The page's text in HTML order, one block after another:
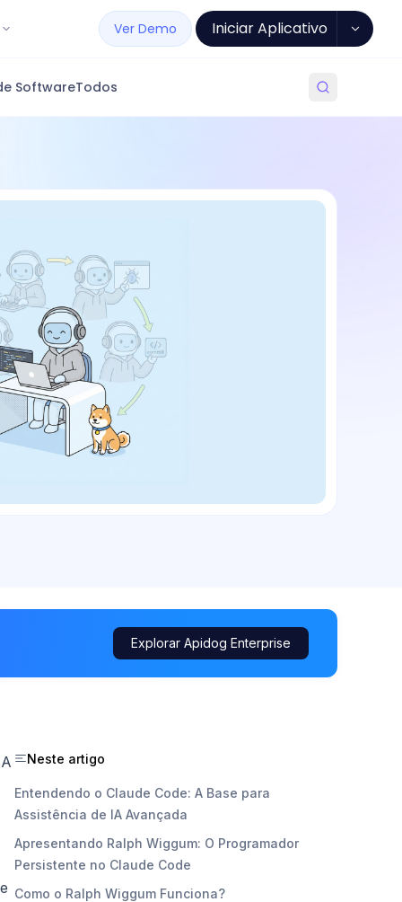
Ver Demo Iniciar Aplicativo
SoftwareTodos
Explorar Apidog Enterprise
Neste artigo
Entendendo o Claude Code: A Base para
Assistência de IA Avançada
Apresentando Ralph Wiggum: O Programador
Persistente no Claude Code
Como o Ralph Wiggum Funciona?